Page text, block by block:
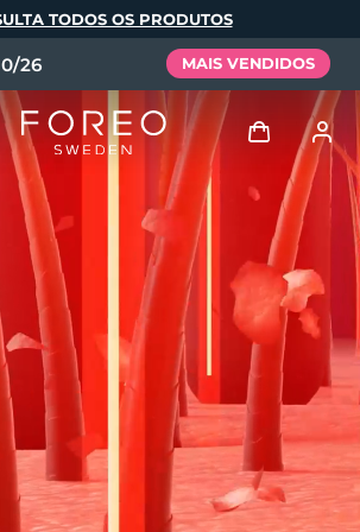
TODOS OS PRODUTOS
26 MAIS VENDIDOS
Entrar
Perfil de usuário
Meus aparelhos
Meus pedidos
Meus endereços
As minhas subscrições
Tech Elixir
Set
Deutsch
Español
Italiano
Português
Svenska
Русский
简体中文 繁體中文